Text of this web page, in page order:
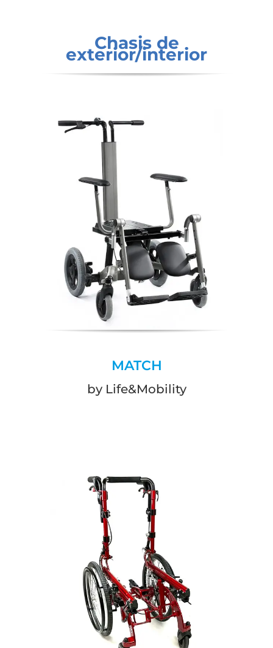
Chasis de
exterior/interior
MATCH
by Life&Mobility